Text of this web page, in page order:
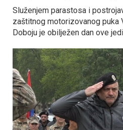
Služenjem parastosa i
zaštitnog motorizovanog puka
Doboju je obilježen dan ove